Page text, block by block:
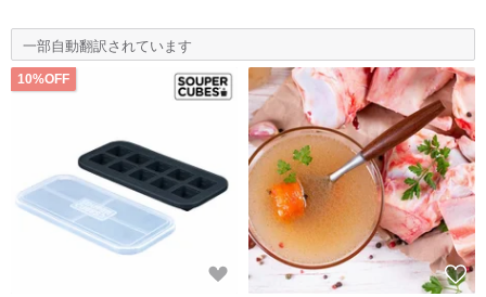
一部自動翻訳されています
10%OFF